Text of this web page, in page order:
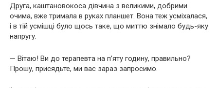
Друга, каштановокоса дівчина з великими, добрими
очима, вже тримала в руках планшет. Вона теж усміхалася,
і в тій усмішці було щось таке, що миттю знімало будь-яку
напругу.
— Вітаю! Ви до терапевта на п’яту годину, правильно?
Прошу, присядьте, ми вас зараз запросимо.